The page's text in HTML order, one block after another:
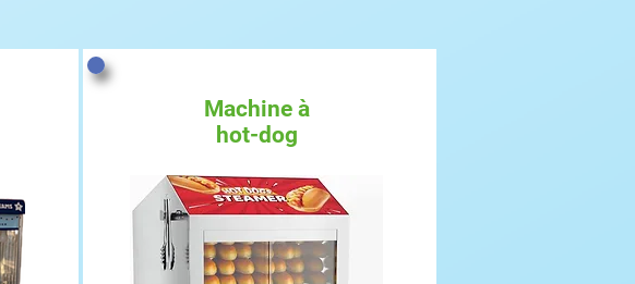
Machineà
hot-dog